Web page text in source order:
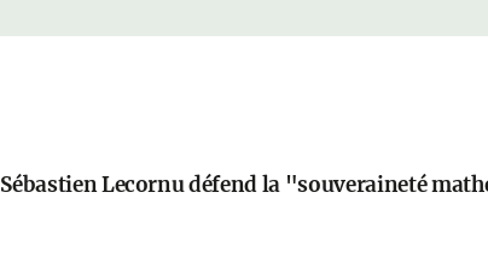
Sébastien Lecornu défend la "souveraineté